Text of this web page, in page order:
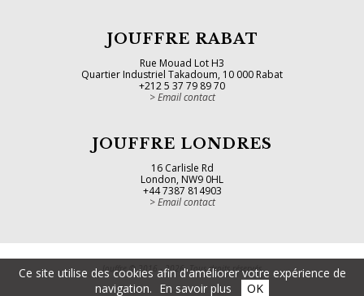
Jouffre © 2016 - 2026. Tous droits réservés
JOUFFRE RABAT
Rue Mouad Lot H3
Quartier Industriel Takadoum, 10 000 Rabat
+212 5 37 79 89 70
Email contact
JOUFFRE LONDRES
16 Carlisle Rd
London, NW9 0HL
+44 7387 814903
Email contact
Ce site utilise des cookies afin d'améliorer votre expérience de
navigation. En savoir plus OK